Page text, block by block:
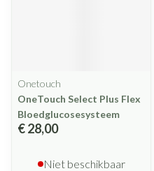
Onetouch
OneTouch Select Plus Flex
Bloedglucosesysteem
€ 28,00
Niet beschikbaar